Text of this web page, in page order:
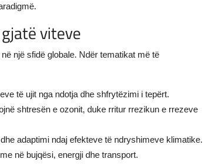
viteve
një sfidë globale. Ndër tematikat më të
të ujit nga ndotja dhe shfrytëzimi i tepërt.
shtresën e ozonit, duke rritur rrezikun e rrezeve
adaptimi ndaj efekteve të ndryshimeve klimatike.
në bujqësi, energji dhe transport.